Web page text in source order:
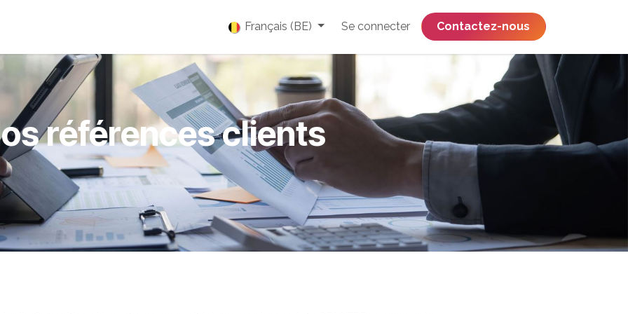
Français (BE) Se connecter ​​​​​​​​​​​​​​​​Contactez-nous
références clients